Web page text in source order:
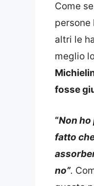
Come
persone
altri le
meglio
fosse
“Non
fatto
no”.